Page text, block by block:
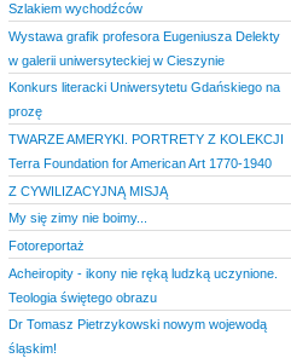
Szlakiem wychodźców
Wystawa grafik profesora Eugeniusza Delekty
w galerii uniwersyteckiej w Cieszynie
Konkurs literacki Uniwersytetu Gdańskiego na
prozę
TWARZE AMERYKI. PORTRETY Z KOLEKCJI
Terra Foundation for American Art 1770-1940
Z CYWILIZACYJNĄ MISJĄ
My się zimy nie boimy...
Fotoreportaż
Acheiropity - ikony nie ręką ludzką uczynione.
Teologia świętego obrazu
Dr Tomasz Pietrzykowski nowym wojewodą
śląskim!